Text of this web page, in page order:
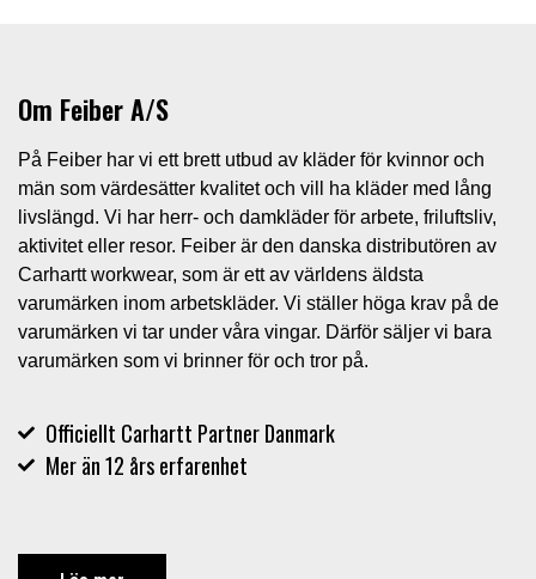
Om Feiber A/S
På Feiber har vi ett brett utbud av kläder för kvinnor och
män som värdesätter kvalitet och vill ha kläder med lång
livslängd. Vi har herr- och damkläder för arbete, friluftsliv,
aktivitet eller resor. Feiber är den danska distributören av
Carhartt workwear, som är ett av världens äldsta
varumärken inom arbetskläder. Vi ställer höga krav på de
varumärken vi tar under våra vingar. Därför säljer vi bara
varumärken som vi brinner för och tror på.
Officiellt Carhartt Partner Danmark
Mer än 12 års erfarenhet